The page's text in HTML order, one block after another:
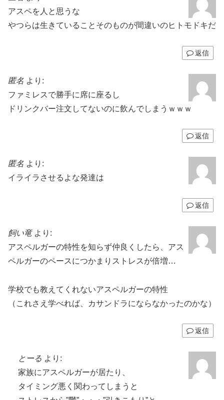
アスペを人と思うな
やつらは生きていることそのものが間違いのヒトモドキだ
返信
匿名 より:
ファミレスで勝手に席に座るし
ドリンクバー注文してないのに飲んでしまうｗｗｗ
返信
匿名 より:
イライラさせるよな発達は
返信
飼い竜 より:
アスペルガーの特性を知らず仲良くしたら、アス
ペルガーのペースにつかまりストレスが倍増…
学校でも教えてくれないアスペルガーの特性
（これさえ学べれば、カサンドラにならなかったのかな）
返信
とーる より:
家族にアスペルガーが居たり、
タイミング悪く関わってしまうと